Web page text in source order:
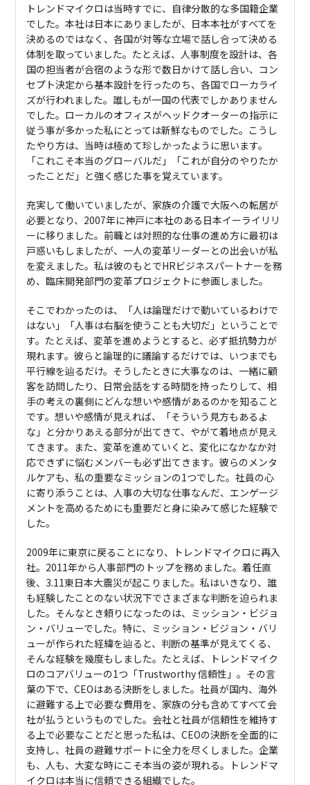
トレンドマイクロは当時すでに、自律分散的な多国籍企業
でした。本社は日本にありましたが、日本本社がすべてを
決めるのではなく、各国が対等な立場で話し合って決める
体制を取っていました。たとえば、人事制度を設計は、各
国の担当者が合宿のような形で数日かけて話し合い、コン
セプト決定から基本設計を行ったのち、各国でローカライ
ズが行われました。誰しもが一国の代表でしかありません
でした。ローカルのオフィスがヘッドクオーターの指示に
従う事が多かった私にとっては新鮮なものでした。こうし
たやり方は、当時は極めて珍しかったように思います。
「これこそ本当のグローバルだ」「これが自分のやりたか
ったことだ」と強く感じた事を覚えています。
充実して働いていましたが、家族の介護で大阪への転居が
必要となり、2007年に神戸に本社のある日本イーライリリ
ーに移りました。前職とは対照的な仕事の進め方に最初は
戸惑いもしましたが、一人の変革リーダーとの出会いが私
を変えました。私は彼のもとでHRビジネスパートナーを務
め、臨床開発部門の変革プロジェクトに参画しました。
そこでわかったのは、「人は論理だけで動いているわけで
はない」「人事は右脳を使うことも大切だ」ということで
す。たとえば、変革を進めようとすると、必ず抵抗勢力が
現れます。彼らと論理的に議論するだけでは、いつまでも
平行線を辿るだけ。そうしたときに大事なのは、一緒に顧
客を訪問したり、日常会話をする時間を持ったりして、相
手の考えの裏側にどんな想いや感情があるのかを知ること
です。想いや感情が見えれば、「そういう見方もあるよ
な」と分かりあえる部分が出てきて、やがて着地点が見え
てきます。また、変革を進めていくと、変化になかなか対
応できずに悩むメンバーも必ず出てきます。彼らのメンタ
ルケアも、私の重要なミッションの1つでした。社員の心
に寄り添うことは、人事の大切な仕事なんだ、エンゲージ
メントを高めるためにも重要だと身に染みて感じた経験で
した。
2009年に東京に戻ることになり、トレンドマイクロに再入
社。2011年から人事部門のトップを務めました。着任直
後、3.11東日本大震災が起こりました。私はいきなり、誰
も経験したことのない状況下でさまざまな判断を迫られま
した。そんなとき頼りになったのは、ミッション・ビジョ
ン・バリューでした。特に、ミッション・ビジョン・バリ
ューが作られた経緯を辿ると、判断の基準が見えてくる、
そんな経験を幾度もしました。たとえば、トレンドマイク
ロのコアバリューの1つ「Trustworthy 信頼性」。その言
葉の下で、CEOはある決断をしました。社員が国内、海外
に避難する上で必要な費用を、家族の分も含めてすべて会
社が払うというものでした。会社と社員が信頼性を維持す
る上で必要なことだと思った私は、CEOの決断を全面的に
支持し、社員の避難サポートに全力を尽くしました。企業
も、人も、大変な時にこそ本当の姿が現れる。トレンドマ
イクロは本当に信頼できる組織でした。